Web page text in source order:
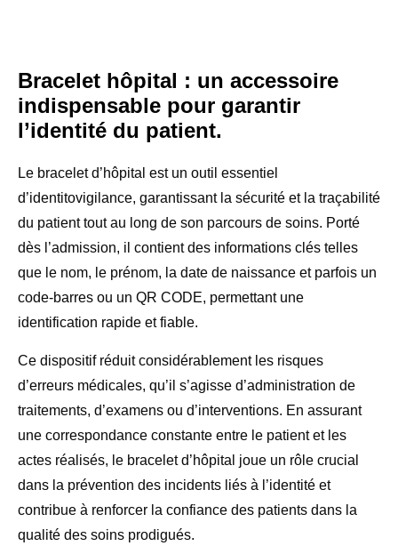
Bracelet hôpital : un accessoire
indispensable pour garantir
l’identité du patient.
Le bracelet d’hôpital est un outil essentiel
d’identitovigilance, garantissant la sécurité et la traçabilité
du patient tout au long de son parcours de soins. Porté
dès l’admission, il contient des informations clés telles
que le nom, le prénom, la date de naissance et parfois un
code-barres ou un QR CODE, permettant une
identification rapide et fiable.
Ce dispositif réduit considérablement les risques
d’erreurs médicales, qu’il s’agisse d’administration de
traitements, d’examens ou d’interventions. En assurant
une correspondance constante entre le patient et les
actes réalisés, le bracelet d’hôpital joue un rôle crucial
dans la prévention des incidents liés à l’identité et
contribue à renforcer la confiance des patients dans la
qualité des soins prodigués.